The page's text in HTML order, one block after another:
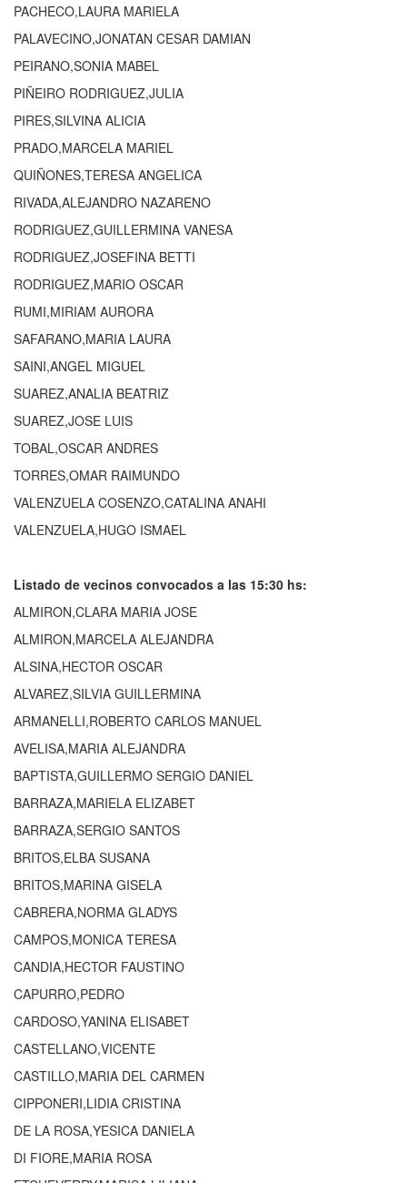
PACHECO,LAURA MARIELA
PALAVECINO,JONATAN CESAR DAMIAN
PEIRANO,SONIA MABEL
PIÑEIRO RODRIGUEZ,JULIA
PIRES,SILVINA ALICIA
PRADO,MARCELA MARIEL
QUIÑONES,TERESA ANGELICA
RIVADA,ALEJANDRO NAZARENO
RODRIGUEZ,GUILLERMINA VANESA
RODRIGUEZ,JOSEFINA BETTI
RODRIGUEZ,MARIO OSCAR
RUMI,MIRIAM AURORA
SAFARANO,MARIA LAURA
SAINI,ANGEL MIGUEL
SUAREZ,ANALIA BEATRIZ
SUAREZ,JOSE LUIS
TOBAL,OSCAR ANDRES
TORRES,OMAR RAIMUNDO
VALENZUELA COSENZO,CATALINA ANAHI
VALENZUELA,HUGO ISMAEL
Listado de vecinos convocados a las 15:30 hs:
ALMIRON,CLARA MARIA JOSE
ALMIRON,MARCELA ALEJANDRA
ALSINA,HECTOR OSCAR
ALVAREZ,SILVIA GUILLERMINA
ARMANELLI,ROBERTO CARLOS MANUEL
AVELISA,MARIA ALEJANDRA
BAPTISTA,GUILLERMO SERGIO DANIEL
BARRAZA,MARIELA ELIZABET
BARRAZA,SERGIO SANTOS
BRITOS,ELBA SUSANA
BRITOS,MARINA GISELA
CABRERA,NORMA GLADYS
CAMPOS,MONICA TERESA
CANDIA,HECTOR FAUSTINO
CAPURRO,PEDRO
CARDOSO,YANINA ELISABET
CASTELLANO,VICENTE
CASTILLO,MARIA DEL CARMEN
CIPPONERI,LIDIA CRISTINA
DE LA ROSA,YESICA DANIELA
DI FIORE,MARIA ROSA